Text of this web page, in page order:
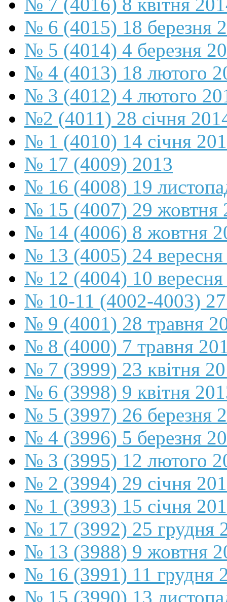
№ 7 (4016) 8 квітня
№ 6 (4015) 18 березня
№ 5 (4014) 4 березня
№ 4 (4013) 18 лютого
№ 3 (4012) 4 лютого
№2 (4011) 28 січня
№ 1 (4010) 14 січня
№ 17 (4009) 2013
№ 16 (4008) 19
№ 15 (4007) 29 жовтня
№ 14 (4006) 8 жовтня
№ 13 (4005) 24
№ 12 (4004) 10
№ 10-11 (4002-4003)
№ 9 (4001) 28 травня
№ 8 (4000) 7 травня
№ 7 (3999) 23 квітня
№ 6 (3998) 9 квітня
№ 5 (3997) 26 березня
№ 4 (3996) 5 березня
№ 3 (3995) 12 лютого
№ 2 (3994) 29 січня
№ 1 (3993) 15 січня
№ 17 (3992) 25 грудня
№ 13 (3988) 9 жовтня
№ 16 (3991) 11 грудня
№ 15 (3990) 13